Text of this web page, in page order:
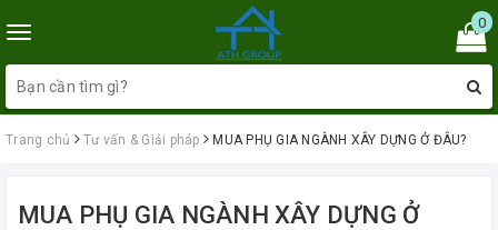
Toggle
navigation
0
Trang chủ Tư vấn & Giải pháp MUA PHỤ GIA NGÀNH XÂY DỰNG Ở ĐÂU?
MUA PHỤ GIA NGÀNH XÂY DỰNG Ở